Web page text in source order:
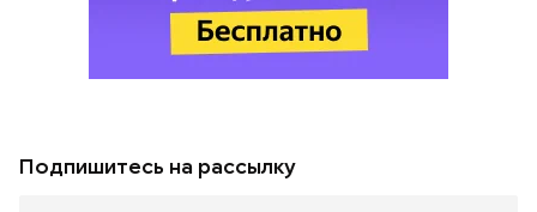
Подпишитесь на рассылку